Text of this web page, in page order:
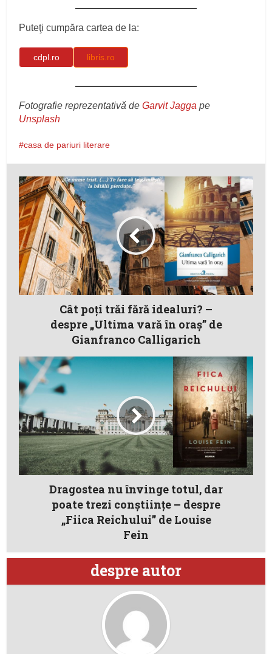
Puteţi cumpăra cartea de la:
cdpl.ro libris.ro
Fotografie reprezentativă deGarvit Jagga pe
Unsplash
casa de pariuri literare
Cât poţi trăi fără idealuri? –
despre „Ultima vară în oraş” de
Gianfranco Calligarich
Dragostea nu învinge totul, dar
poate trezi conștiințe – despre
„Fiica Reichului” de Louise
Fein
despre autor